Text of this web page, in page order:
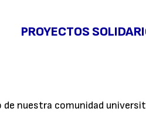
PROYECTOS
nuestra comunidad